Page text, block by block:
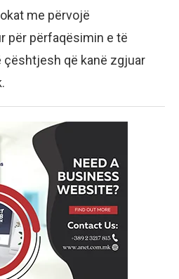
me përvojë
për përfaqësimin e të
çështjesh që kanë zgjuar